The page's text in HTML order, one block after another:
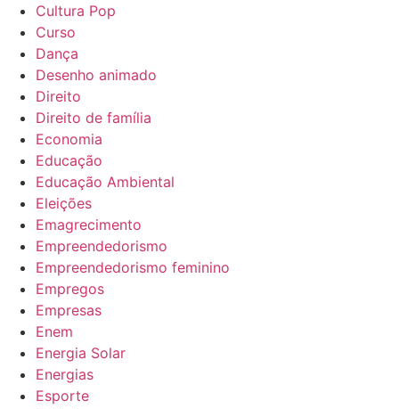
Cultura Pop
Curso
Dança
Desenho animado
Direito
Direito de família
Economia
Educação
Educação Ambiental
Eleições
Emagrecimento
Empreendedorismo
Empreendedorismo feminino
Empregos
Empresas
Enem
Energia Solar
Energias
Esporte